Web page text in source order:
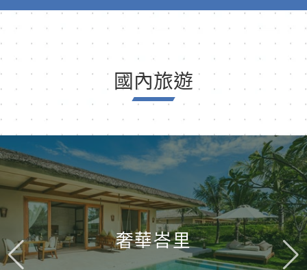
國內旅遊
奢華峇里